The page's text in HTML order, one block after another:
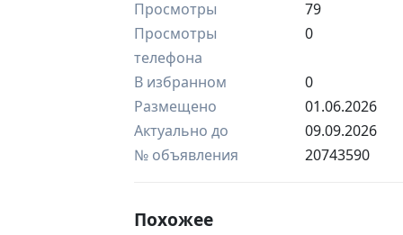
podval bor
Fargona KIRGILI ( Oblastnoy bolnisa )
Просмотры
79
Просмотры
телефона
0
В избранном
0
Размещено
01.06.2026
Актуально до
09.09.2026
№ объявления
20743590
Похожее